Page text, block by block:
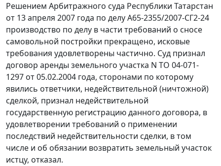
Решением Арбитражного суда Республики Татарстан
от 13 апреля 2007 года по делу А65-2355/2007-СГ2-24
производство по делу в части требований о сносе
самовольной постройки прекращено, исковые
требования удовлетворены частично. Суд признал
договор аренды земельного участка N ТО 04-071-
1297 от 05.02.2004 года, сторонами по которому
явились ответчики, недействительной (ничтожной)
сделкой, признал недействительной
государственную регистрацию данного договора, в
удовлетворении требований о применении
последствий недействительности сделки, в том
числе и об обязании возвратить земельный участок
истцу, отказал.